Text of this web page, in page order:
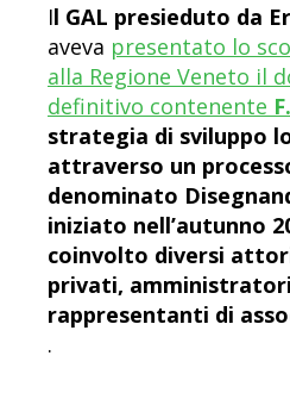
Il GAL presieduto da
aveva presentato lo
alla Regione Veneto il
definitivo contenente
strategia di sviluppo
attraverso un
denominato
iniziato nell’autunno
coinvolto diversi
privati,
rappresentanti di
.